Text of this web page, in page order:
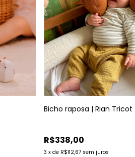
Bicho raposa | Rian Tricot
R$338,00
3 x de R$112,67 sem juros